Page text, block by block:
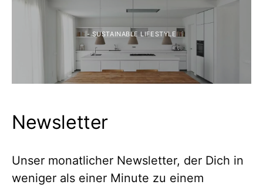
- SUSTAINABLE LIFESTYLE
Newsletter
Unser monatlicher Newsletter, der Dich in
weniger als einer Minute zu einem